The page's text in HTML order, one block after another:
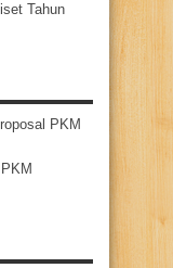
Tahun
PKM